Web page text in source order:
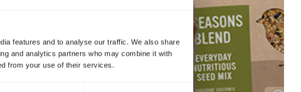
features and to analyse our traffic. We also share
and analytics partners who may combine it with
from your use of their services.